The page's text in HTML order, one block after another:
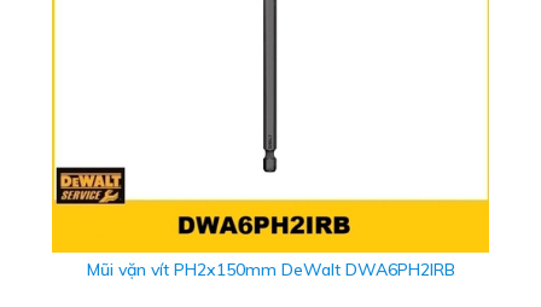
Mũi vặn vít PH2x150mm DeWalt DWA6PH2IRB